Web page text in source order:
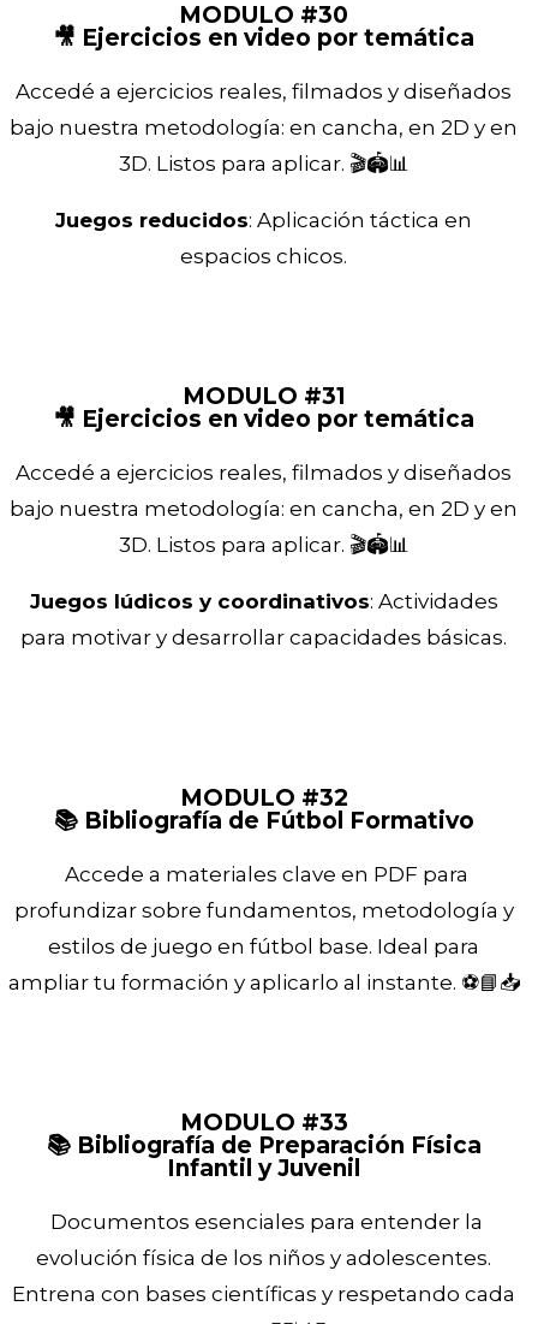
MODULO #30
🎥 Ejercicios en video por temática
Accedé a ejercicios reales, filmados y diseñados
bajo nuestra metodología: en cancha, en 2D y en
3D. Listos para aplicar. 🎬🏟️📊
Juegos reducidos: Aplicación táctica en
espacios chicos.
MODULO #31
🎥 Ejercicios en video por temática
Accedé a ejercicios reales, filmados y diseñados
bajo nuestra metodología: en cancha, en 2D y en
3D. Listos para aplicar. 🎬🏟️📊
Juegos lúdicos y coordinativos: Actividades
para motivar y desarrollar capacidades básicas.
MODULO #32
📚 Bibliografía de Fútbol Formativo
Accede a materiales clave en PDF para
profundizar sobre fundamentos, metodología y
estilos de juego en fútbol base. Ideal para
ampliar tu formación y aplicarlo al instante. ⚽📘📥
MODULO #33
📚 Bibliografía de Preparación Física
Infantil y Juvenil
Documentos esenciales para entender la
evolución física de los niños y adolescentes.
Entrena con bases científicas y respetando cada